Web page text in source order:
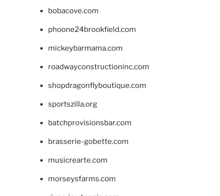
bobacove.com
phoone24brookfield.com
mickeybarmama.com
roadwayconstructioninc.com
shopdragonflyboutique.com
sportszilla.org
batchprovisionsbar.com
brasserie-gobette.com
musicrearte.com
morseysfarms.com